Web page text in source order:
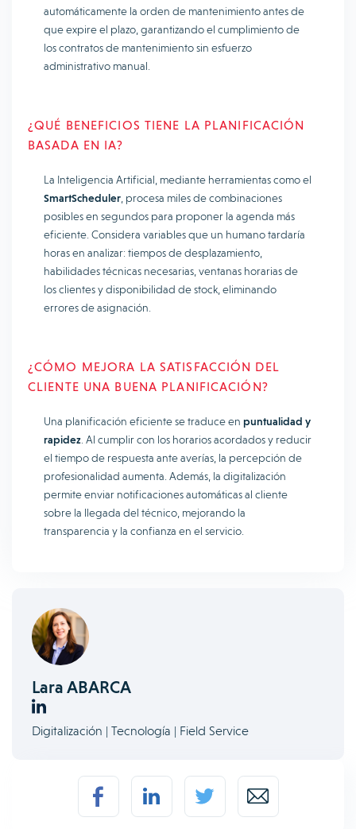
automáticamente la orden de mantenimiento antes de
que expire el plazo, garantizando el cumplimiento de
los contratos de mantenimiento sin esfuerzo
administrativo manual.
¿QUÉ BENEFICIOS TIENE LA PLANIFICACIÓN
BASADA EN IA?
La Inteligencia Artificial, mediante herramientas como el
SmartScheduler , procesa miles de combinaciones
posibles en segundos para proponer la agenda más
eficiente. Considera variables que un humano tardaría
horas en analizar: tiempos de desplazamiento,
habilidades técnicas necesarias, ventanas horarias de
los clientes y disponibilidad de stock, eliminando
errores de asignación.
¿CÓMO MEJORA LA SATISFACCIÓN DEL
CLIENTE UNA BUENA PLANIFICACIÓN?
Una planificación eficiente se traduce en puntualidad y
rapidez . Al cumplir con los horarios acordados y reducir
el tiempo de respuesta ante averías, la percepción de
profesionalidad aumenta. Además, la digitalización
permite enviar notificaciones automáticas al cliente
sobre la llegada del técnico, mejorando la
transparencia y la confianza en el servicio.
Lara ABARCA
Digitalización | Tecnología | Field Service